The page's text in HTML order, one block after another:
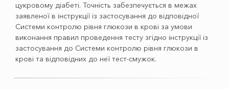
цукровому діабеті. Точність забезпечується в межах
заявленої в інструкції із застосування до відповідної
Системи контролю рівня глюкози в крові за умови
виконання правил проведення тесту згідно інструкції із
застосування до Системи контролю рівня глюкози в
крові та відповідних до неї тест-смужок.